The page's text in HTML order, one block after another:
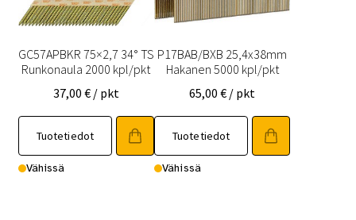
GC57APBKR 75×2,7 34° TS
Runkonaula 2000 kpl/pkt
37,00 € / pkt
Tuotetiedot
Vähissä
P17BAB/BXB 25,4x38mm
Hakanen 5000 kpl/pkt
65,00€ / pkt
Tuotetiedot
Vähissä